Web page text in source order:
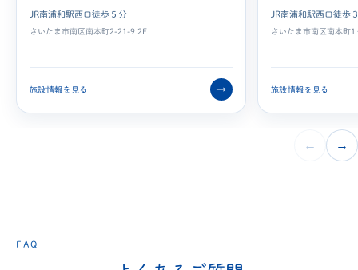
JR南浦和駅西口徒歩５分
さいたま市南区南本町2-21-9 2F
施設情報を見る →
JR南浦和駅西口徒歩
さいたま市南区南本
施設情報を見る
← →
FAQ